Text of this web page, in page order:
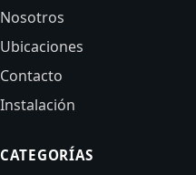
Nosotros
Ubicaciones
Contacto
Instalación
CATEGORÍAS